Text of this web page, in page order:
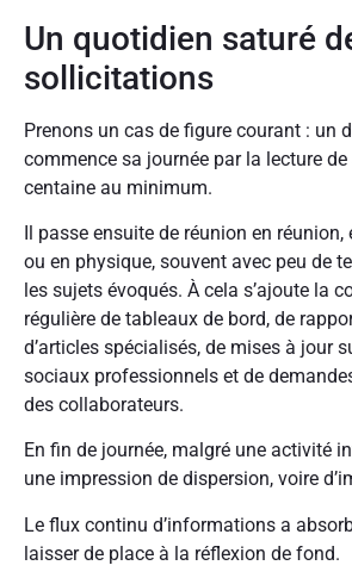
Un quotidien saturé
sollicitations
Prenons un cas de figure courant : un
commence sa journée par la lecture
centaine au minimum.
Il passe ensuite de réunion en
ou en physique, souvent avec peu de
les sujets évoqués. À cela s’ajoute la
régulière de tableaux de bord, de
d’articles spécialisés, de mises à jour
sociaux professionnels et de
des collaborateurs.
En fin de journée, malgré une activité
une impression de dispersion, voire
Le flux continu d’informations a
laisser de place à la réflexion de fond.